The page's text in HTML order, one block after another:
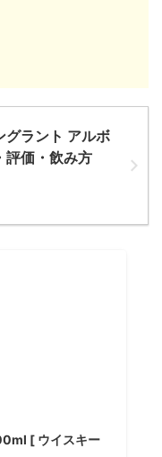
グラント アルボ
評価・飲み方
[ ウイスキー